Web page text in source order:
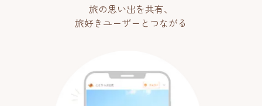
旅の思い出を共有、
旅好きユーザーとつながる